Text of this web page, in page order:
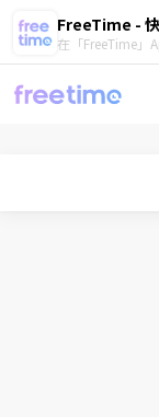
FreeTime -
在「FreeTime」